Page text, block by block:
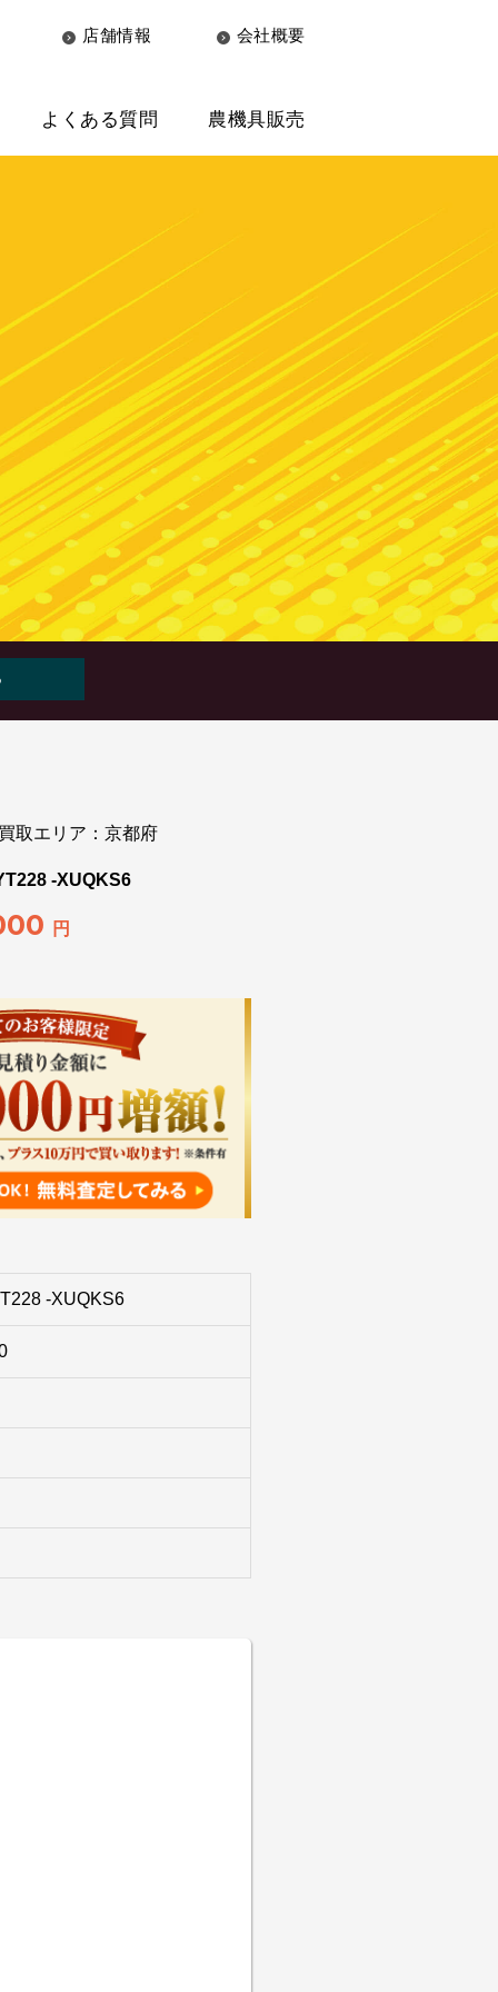
店舗情報 会社概要
よくある質問 農機具販売
取エリア：京都府
-XUQKS6
円
-XUQKS6
WEB査定
LINE査定